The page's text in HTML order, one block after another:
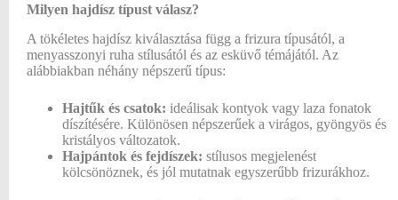
Milyen hajdísz típust válasz?
A tökéletes hajdísz kiválasztása függ a frizura típusától, a
menyasszonyi ruha stílusától és az esküvő témájától. Az
alábbiakban néhány népszerű típus:
Hajtűk és csatok: ideálisak kontyok vagy laza fonatok
díszítésére. Különösen népszerűek a virágos, gyöngyös és
kristályos változatok.
Hajpántok és fejdíszek: stílusos megjelenést
kölcsönöznek, és jól mutatnak egyszerűbb frizurákhoz.